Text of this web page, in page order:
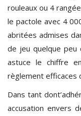
rouleaux ou 4
le pactole avec 4
abritées admises
de jeu quelque peu
astuce le chiffre
règlement efficaces
Dans tant
accusation envers